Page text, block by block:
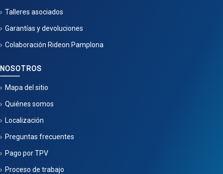
Talleres asociados
Garantías y devoluciones
Colaboración Rideon Pamplona
NOSOTROS
Mapa del sitio
Quiénes somos
Localización
Preguntas frecuentes
Pago por TPV
Proceso de trabajo